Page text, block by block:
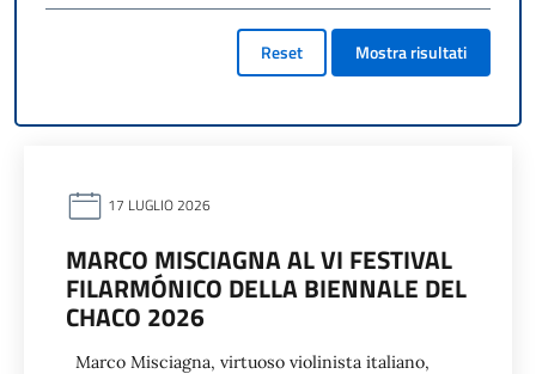
Reset Mostra risultati
17 LUGLIO 2026
MARCO MISCIAGNA AL VI FESTIVAL
FILARMÓNICO DELLA BIENNALE DEL
CHACO 2026
Marco Misciagna, virtuoso violinista italiano,